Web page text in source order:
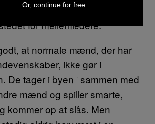
at de lever deres liv som
for mellemledere.
at normale mænd, der har
ikke gør i
De tager i byen i sammen med
mænd og spiller smarte,
kommer op at slås. Men
Or, continue for free